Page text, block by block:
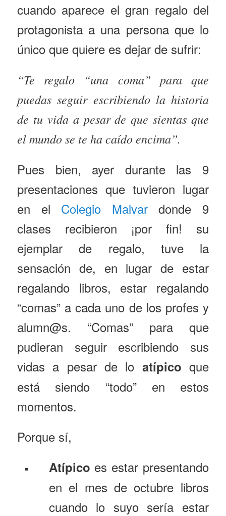
cuando aparece el gran regalo del
protagonista a una persona que lo
único que quiere es dejar de sufrir:
“Te regalo “una coma” para que
puedas seguir escribiendo la historia
de tu vida a pesar de que sientas que
el mundo se te ha caído encima”.
Pues bien, ayer durante las 9
presentaciones que tuvieron lugar
en el Colegio Malvardonde 9
clases recibieron ¡por fin! su
ejemplar de regalo, tuve la
sensación de, en lugar de estar
regalando libros, estar regalando
“comas” a cada uno de los profes y
alumn@s. “Comas” para que
pudieran seguir escribiendo sus
vidas a pesar de lo atípico que
está siendo “todo” en estos
momentos.
Porque sí,
Atípico es estar presentando
en el mes de octubre libros
cuando lo suyo sería estar